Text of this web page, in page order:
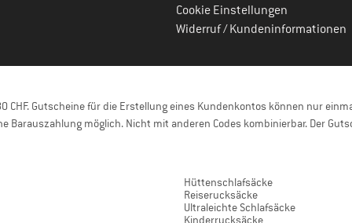
Cookie Einstellungen
Widerruf / Kundeninformationen
Gutscheine für die Erstellung eines Kundenkontos können nur
Barauszahlung möglich. Nicht mit anderen Codes kombinierbar. Der
Hüttenschlafsäcke
Reiserucksäcke
Ultraleichte Schlafsäcke
Kinderrucksäcke